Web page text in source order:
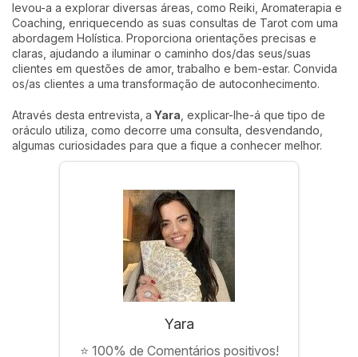
levou-a a explorar diversas áreas, como Reiki, Aromaterapia e
Coaching, enriquecendo as suas consultas de Tarot com uma
abordagem Holística. Proporciona orientações precisas e
claras, ajudando a iluminar o caminho dos/das seus/suas
clientes em questões de amor, trabalho e bem-estar. Convida
os/as clientes a uma transformação de autoconhecimento.
Através desta entrevista, a Yara , explicar-lhe-á que tipo de
oráculo utiliza, como decorre uma consulta, desvendando,
algumas curiosidades para que a fique a conhecer melhor.
Yara
⭐ 100% de Comentários positivos!